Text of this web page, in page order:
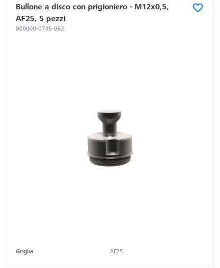
Bullone a disco con prigioniero - M12x0,5,
AF25, 5 pezzi
000000-0735-062
Griglia AF25